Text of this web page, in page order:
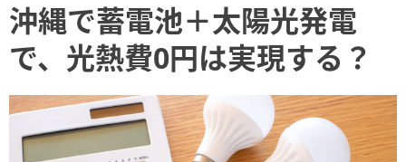
沖縄で蓄電池＋太陽光発電
で、光熱費0円は実現する？